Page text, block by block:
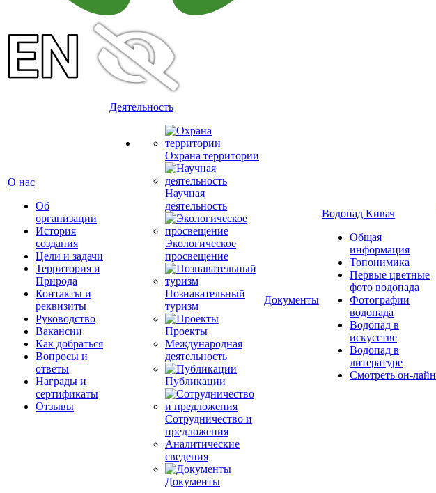
О нас
Об
организации
История
создания
Цели и задачи
Территория и
Природа
Контакты и
реквизиты
Руководство
Вакансии
Как добраться
Вопросы и
ответы
Награды и
сертификаты
Отзывы
Деятельность
Охрана территории
Научная
деятельность
Экологическое
просвещение
Познавательный
туризм
Проекты
Международная
деятельность
Публикации
Сотрудничество и
предложения
Аналитические
сведения
Документы
Документы
Водопад Кивач
Общая
информация
Топонимика
Первые цветные
фото водопада
Фотографии
водопада
Водопад в
искусстве
Водопад в
литературе
Смотреть он-лайн